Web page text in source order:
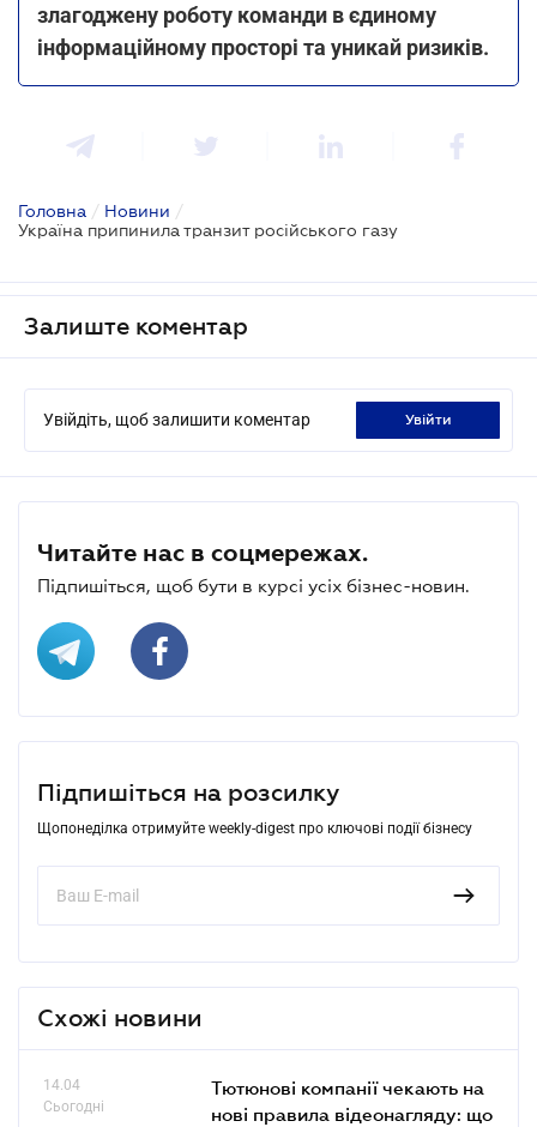
злагоджену роботу команди в єдиному
інформаційному просторі та уникай ризиків.
Головна / Новини /
Україна припинила транзит російського газу
Залиште коментар
Увійдіть, щоб залишити коментар увійти
Читайте нас в соцмережах.
Підпишіться, щоб бути в курсі усіх бізнес-новин.
Підпишіться на розсилку
Щопонеділка отримуйте weekly-digest про ключові події бізнесу
Схожі новини
14.04
Сьогодні
Тютюнові компанії чекають на
нові правила відеонагляду: що